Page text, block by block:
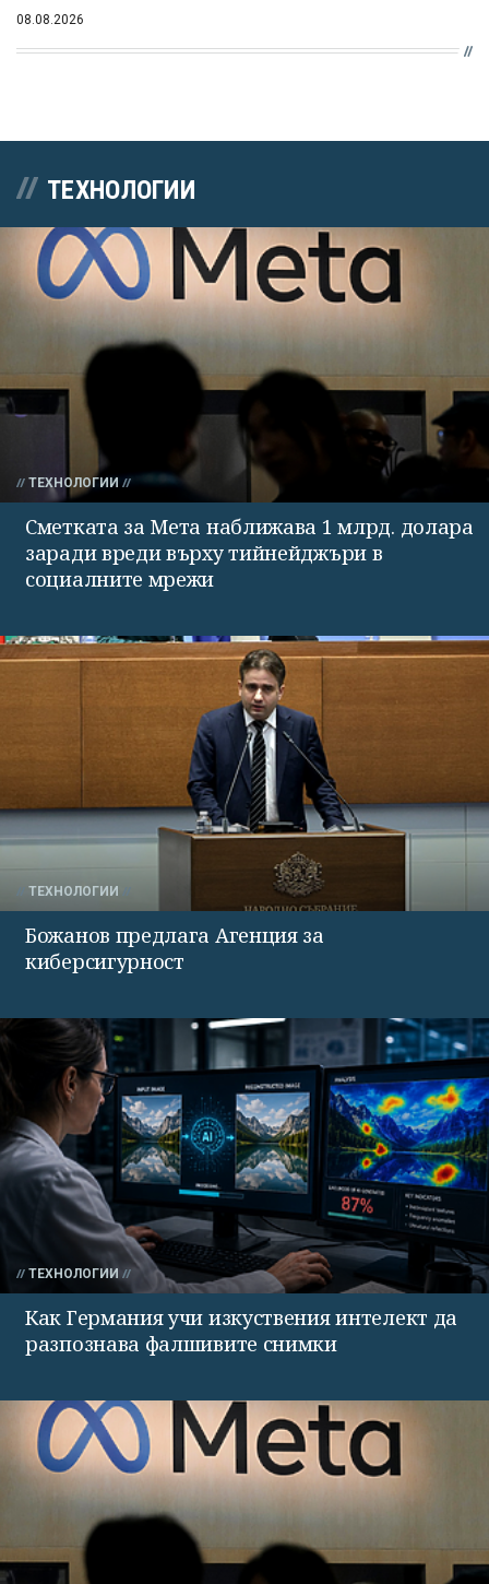
08.08.2026
ТЕХНОЛОГИИ
ТЕХНОЛОГИИ
Сметката за Мета наближава 1 млрд. долара
заради вреди върху тийнейджъри в
социалните мрежи
ТЕХНОЛОГИИ
Божанов предлага Агенция за
киберсигурност
ТЕХНОЛОГИИ
Как Германия учи изкуствения интелект да
разпознава фалшивите снимки